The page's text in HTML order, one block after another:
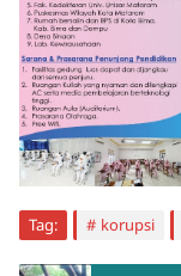
Tag: korupsi